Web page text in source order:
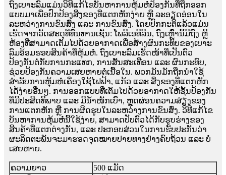
ຖົງເບາະລົມແມ່ນວິທີແກ້ໄຂບັນຫາການຫຸ້ມຫໍ່ປ້ອງກັນທີ່ຖືກອອກ
ແບບມາເພື່ອປົກປ້ອງສິ່ງຂອງທີ່ແຕກຫັກງ່າຍ ຫຼື ລະອຽດອ່ອນໃນ
ລະຫວ່າງການຂົນສົ່ງ ແລະ ການຂົນສົ່ງ. ໂດຍປົກກະຕິແລ້ວແມ່ນ
ເຮັດຈາກວັດສະດຸທີ່ທົນທານເຊັ່ນ: ໂພລີເອທິລີນ, ຖົງເຫຼົ່ານີ້ມີຖົງ ຫຼື
ຫ້ອງທີ່ສາມາດເຕັມໄປດ້ວຍອາກາດເພື່ອສ້າງຜົນກະທົບຂອງເບາະ
ລົມອ້ອມຮອບສິນຄ້າທີ່ຫຸ້ມຫໍ່. ຖົງເບາະລົມເຮັດໜ້າທີ່ເປັນຕົວ
ປ້ອງກັນຕໍ່ກັບການກະແທກ, ການສັ່ນສະເທືອນ ແລະ ຜົນກະທົບ,
ຊ່ວຍປ້ອງກັນຄວາມເສຍຫາຍຕໍ່ເນື້ອໃນ. ພວກມັນມັກຖືກນຳໃຊ້
ສຳລັບການຫຸ້ມຫໍ່ເຄື່ອງໃຊ້ໄຟຟ້າ, ແກ້ວ ແລະ ສິ່ງຂອງທີ່ແຕກຫັກ
ໄດ້ງ່າຍອື່ນໆ. ການອອກແບບທີ່ເຕັມໄປດ້ວຍອາກາດໃຫ້ຊັ້ນປ້ອງກັນ
ທີ່ມີປະສິດທິພາບ ແລະ ມີນ້ຳໜັກເບົາ, ຫຼຸດຜ່ອນຄວາມສ່ຽງຂອງ
ການແຕກຫັກ ຫຼື ການຜິດຮູບໃນລະຫວ່າງການຂົນສົ່ງ. ວິທີແກ້ໄຂ
ບັນຫາການຫຸ້ມຫໍ່ນີ້ໃຊ້ງ່າຍ, ສາມາດປັບຕົວໄດ້ກັບຮູບຮ່າງຂອງ
ສິນຄ້າທີ່ແຕກຕ່າງກັນ, ແລະ ປະກອບສ່ວນໃນການຮັບປະກັນວ່າ
ຜະລິດຕະພັນຈະມາຮອດຈຸດໝາຍປາຍທາງຢ່າງຄົບຖ້ວນ ແລະ ບໍ່
ເສຍຫາຍ.
ຄວາມຍາວ
500 ແມັດ